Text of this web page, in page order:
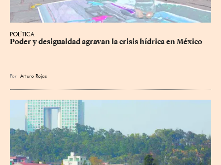
POLÍTICA
Poder y desigualdad agravan la crisis hídrica en México
Por Arturo Rojas